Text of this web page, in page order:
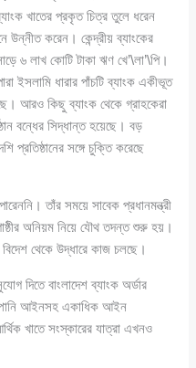
খাতের প্রকৃত চিত্র তুলে ধরেন
উন্নীত করেন। কেন্দ্রীয় ব্যাংকের
৬ লাখ কোটি টাকা ঋণ খে’\লা’\পি।
ইসলামি ধারার পাঁচটি ব্যাংক একীভূত
আরও কিছু ব্যাংক থেকে গ্রাহকেরা
বন্ধের সিদ্ধান্ত হয়েছে। বড়
প্রতিষ্ঠানের সঙ্গে চুক্তি করেছে
তাঁর সময়ে সাবেক প্রধানমন্ত্রী
অনিয়ম নিয়ে যৌথ তদন্ত শুরু হয়।
থেকে উদ্ধারে কাজ চলছে।
দিতে বাংলাদেশ ব্যাংক অর্ডার
আইনসহ একাধিক আইন
খাতে সংস্কারের যাত্রা এখনও